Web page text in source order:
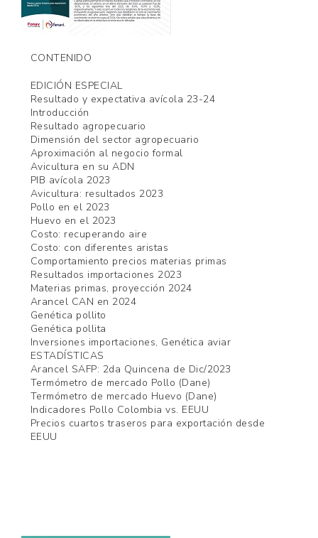
CONTENIDO
EDICIÓN ESPECIAL
Resultado y expectativa avícola 23-24
Introducción
Resultado agropecuario
Dimensión del sector agropecuario
Aproximación al negocio formal
Avicultura en su ADN
PIB avícola 2023
Avicultura: resultados 2023
Pollo en el 2023
Huevo en el 2023
Costo: recuperando aire
Costo: con diferentes aristas
Comportamiento precios materias primas
Resultados importaciones 2023
Materias primas, proyección 2024
Arancel CAN en 2024
Genética pollito
Genética pollita
Inversiones importaciones, Genética aviar
ESTADÍSTICAS
Arancel SAFP: 2da Quincena de Dic/2023
Termómetro de mercado Pollo (Dane)
Termómetro de mercado Huevo (Dane)
Indicadores Pollo Colombia vs. EEUU
Precios cuartos traseros para exportación desde
EEUU